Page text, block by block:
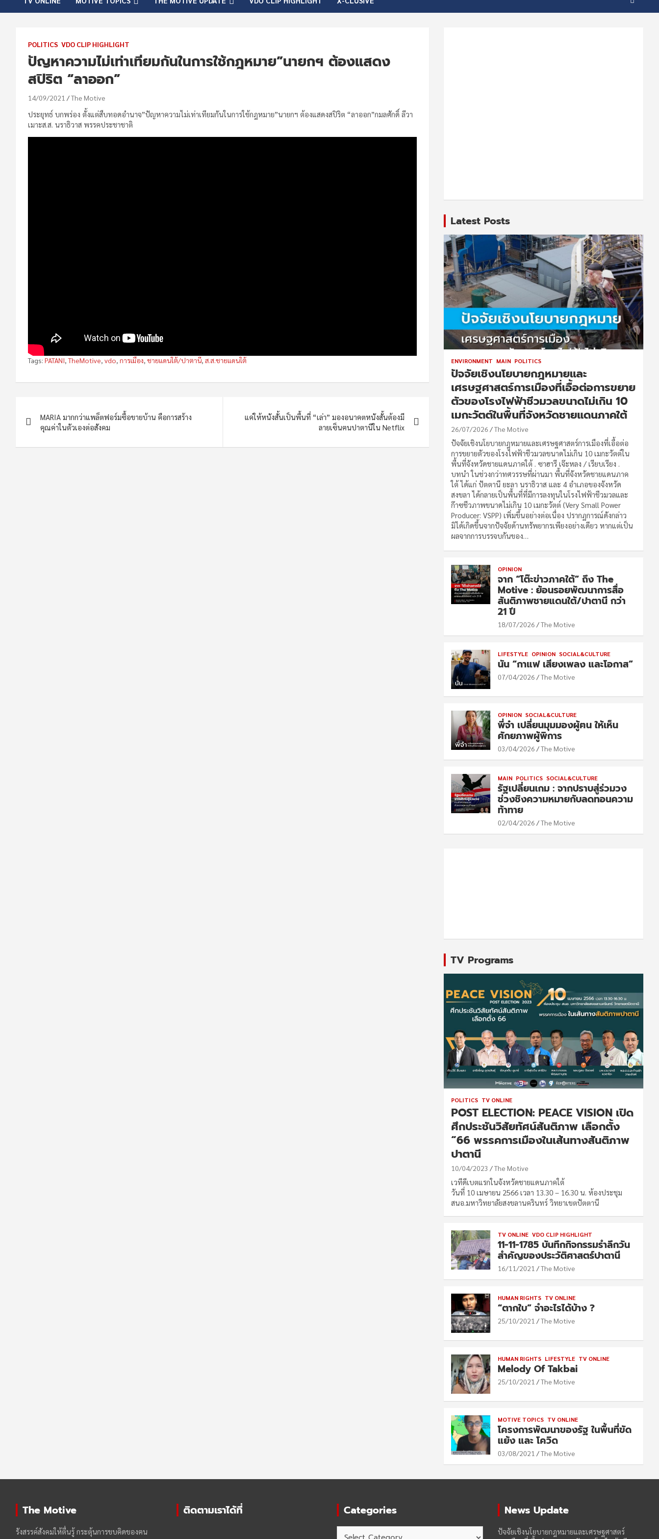
POLITICS VDO CLIP HIGHLIGHT
ปัญหาความไม่เท่าเทียมกันในการใช้กฎหมาย”นายกฯ ต้องแสดง
สปิริต “ลาออก”
14/09/2021 The Motive
ประยุทธ์ บกพร่อง ตั้งแต่สืบทอดอำนาจ”ปัญหาความไม่เท่าเทียมกันในการใช้กฎหมาย”นายกฯ ต้องแสดงสปิริต “ลาออก”กมลศักดิ์ ลีวา
เมาะส.ส. นราธิวาส พรรคประชาชาติ
Tags: PATANI,TheMotive, vdo, การเมือง, ชายแดนใต้/ปาตานี, ส.ส.ชายแดนใต้
navigation
MARIA มากกว่าแพล็ตฟอร์มซื้อขายบ้าน คือการสร้าง
คุณค่าในตัวเองต่อสังคม
แค่ให้หนังสั้นเป็นพื้นที่ “เล่า” มองอนาคตหนังสั้นต้องมี
ลายเซ็นฅนปาตานีใน Netflix
Latest Posts
ENVIRONMENT MAIN POLITICS
ปัจจัยเชิงนโยบายกฎหมายและ
เศรษฐศาสตร์การเมืองที่เอื้อต่อการขยาย
ตัวของโรงไฟฟ้าชีวมวลขนาดไม่เกิน 10
เมกะวัตต์ในพื้นที่จังหวัดชายแดนภาคใต้
26/07/2026 The Motive
ปัจจัยเชิงนโยบายกฎหมายและเศรษฐศาสตร์การเมืองที่เอื้อต่อ
การขยายตัวของโรงไฟฟ้าชีวมวลขนาดไม่เกิน 10 เมกะวัตต์ใน
พื้นที่จังหวัดชายแดนภาคใต้ . ซาฮารี เจ๊ะหลง / เรียบเรียง .
บทนำ ในช่วงกว่าทศวรรษที่ผ่านมา พื้นที่จังหวัดชายแดนภาค
ใต้ ได้แก่ ปัตตานี ยะลา นราธิวาส และ 4 อำเภอของจังหวัด
สงขลา ได้กลายเป็นพื้นที่ที่มีการลงทุนในโรงไฟฟ้าชีวมวลและ
ก๊าซชีวภาพขนาดไม่เกิน 10 เมกะวัตต์ (Very Small Power
Producer: VSPP) เพิ่มขึ้นอย่างต่อเนื่อง ปรากฏการณ์ดังกล่าว
มิได้เกิดขึ้นจากปัจจัยด้านทรัพยากรเพียงอย่างเดียว หากแต่เป็น
ผลจากการบรรจบกันของ…
OPINION
จาก “โต๊ะข่าวภาคใต้” ถึง The
Motive : ย้อนรอยพัฒนาการสื่อ
สันติภาพชายแดนใต้/ปาตานี กว่า
21 ปี
18/07/2026 The Motive
LIFESTYLE OPINION SOCIAL&CULTURE
นัน “กาแฟ เสียงเพลง และโอกาส”
07/04/2026 The Motive
OPINION SOCIAL&CULTURE
พี่จ๋า เปลี่ยนมุมมองผู้ฅน ให้เห็น
ศักยภาพผู้พิการ
03/04/2026 The Motive
MAIN POLITICS SOCIAL&CULTURE
รัฐเปลี่ยนเกม : จากปราบสู่ร่วมวง
ช่วงชิงความหมายกับลดทอนความ
ท้าทาย
02/04/2026 The Motive
TV Programs
POLITICS TV ONLINE
POST ELECTION: PEACE VISION เปิด
ศึกประชันวิสัยทัศน์สันติภาพ เลือกตั้ง
“66 พรรคการเมืองในเส้นทางสันติภาพ
ปาตานี
10/04/2023 The Motive
เวทีดีเบตแรกในจังหวัดชายแดนภาคใต้
วันที่ 10 เมษายน 2566 เวลา 13.30 – 16.30 น. ห้องประชุม
สนอ.มหาวิทยาลัยสงขลานครินทร์ วิทยาเขตปัตตานี
TV ONLINE VDO CLIP HIGHLIGHT
11-11-1785 บันทึกกิจกรรมรำลึกวัน
สำคัญของประวัติศาสตร์ปาตานี
16/11/2021 The Motive
HUMAN RIGHTS TV ONLINE
“ตากใบ” จำอะไรได้บ้าง ?
25/10/2021 The Motive
HUMAN RIGHTS LIFESTYLE TV ONLINE
Melody Of Takbai
25/10/2021 The Motive
MOTIVE TOPICS TV ONLINE
โครงการพัฒนาของรัฐ ในพื้นที่ขัด
แย้ง และ โควิด
03/08/2021 The Motive
The Motive
รังสรรค์สังคมให้ตื่นรู้ กระตุ้นการขบคิดของฅน
ติดตามเราได้ที่ Categories News Update
ปัจจัยเชิงนโยบายกฎหมายและเศรษฐศาสตร์